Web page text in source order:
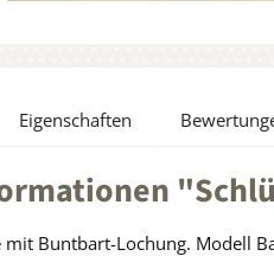
Eigenschaften
mit Buntbart-Lochung. Modell